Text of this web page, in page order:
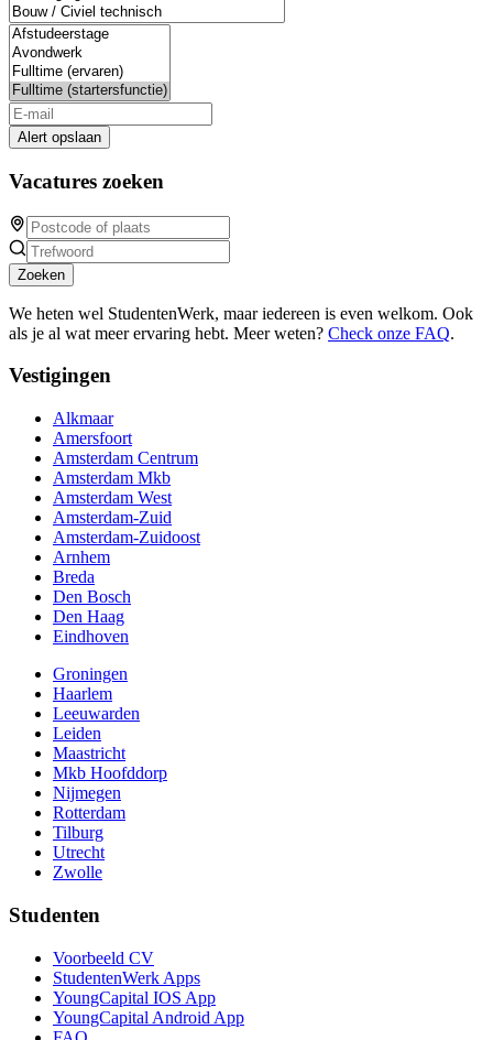
Alert opslaan
Vacatures zoeken
Zoeken
We heten wel StudentenWerk, maar iedereen is even welkom. Ook
als je al wat meer ervaring hebt. Meer weten? Check onze FAQ.
Vestigingen
Alkmaar
Amersfoort
Amsterdam Centrum
Amsterdam Mkb
Amsterdam West
Amsterdam-Zuid
Amsterdam-Zuidoost
Arnhem
Breda
Den Bosch
Den Haag
Eindhoven
Groningen
Haarlem
Leeuwarden
Leiden
Maastricht
Mkb Hoofddorp
Nijmegen
Rotterdam
Tilburg
Utrecht
Zwolle
Studenten
Voorbeeld CV
StudentenWerk Apps
YoungCapital IOS App
YoungCapital Android App